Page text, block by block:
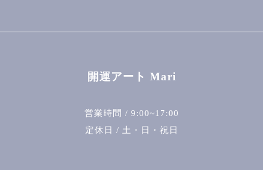
開運アート Mari
営業時間 / 9:00~17:00
定休日 / 土・日・祝日